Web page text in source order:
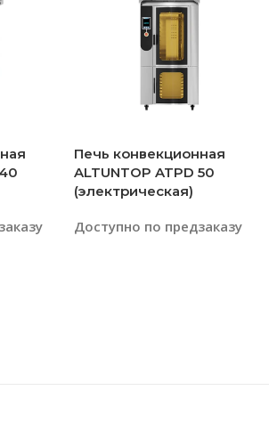
Печь конвекционная
ALTUNTOP ATPD 50
(электрическая)
Доступно по предзаказу